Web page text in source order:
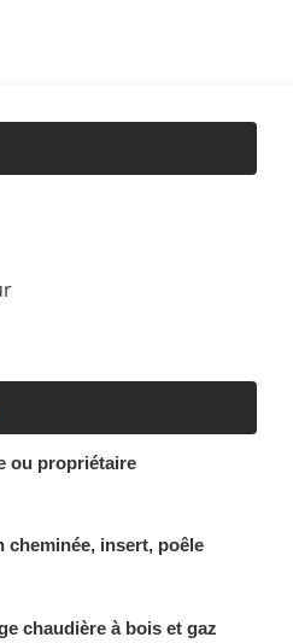
ou propriétaire
cheminée, insert, poêle
chaudière à bois et gaz